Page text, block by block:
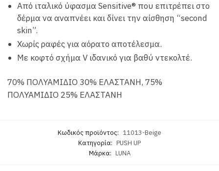
Από ιταλικό ύφασμα Sensitive® που επιτρέπει στο
δέρμα να αναπνέει και δίνει την αίσθηση “second
skin”.
Χωρίς ραφές για αόρατο αποτέλεσμα.
Με κοφτό σχήμα V ιδανικό για βαθύ ντεκολτέ.
70% ΠΟΛΥΑΜΙΔΙΟ 30% ΕΛΑΣΤΑΝΗ, 75%
ΠΟΛΥΑΜΙΔΙΟ 25% ΕΛΑΣΤΑΝΗ
Κωδικός προϊόντος: 11013-Beige
Κατηγορία: PUSH UP
Μάρκα: LUNA